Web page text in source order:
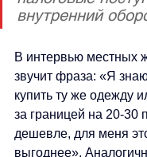
внутренний
В интервью местных
звучит фраза: «Я
купить ту же одежду
за границей на 20-30
дешевле, для меня
выгоднее».